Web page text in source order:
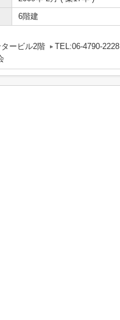
6階建
ービル2階
TEL:06-4790-2228